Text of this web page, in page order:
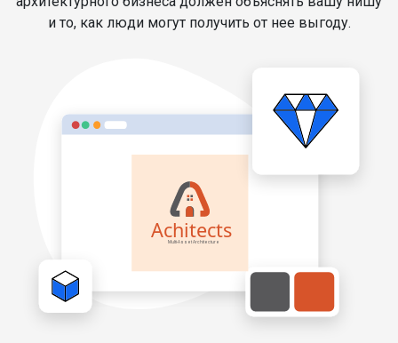
и то, как люди могут получить от нее выгоду.